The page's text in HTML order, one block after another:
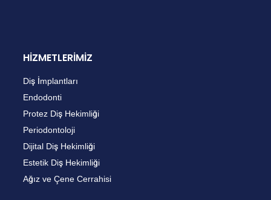
HİZMETLERİMİZ
Diş İmplantları
Endodonti
Protez Diş Hekimliği
Periodontoloji
Dijital Diş Hekimliği
Estetik Diş Hekimliği
Ağız ve Çene Cerrahisi